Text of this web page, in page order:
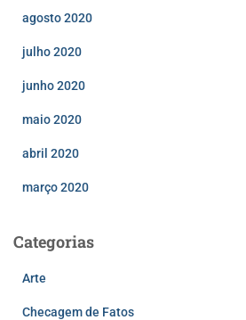
agosto 2020
julho 2020
junho 2020
maio 2020
abril 2020
março 2020
Categorias
Arte
Checagem de Fatos